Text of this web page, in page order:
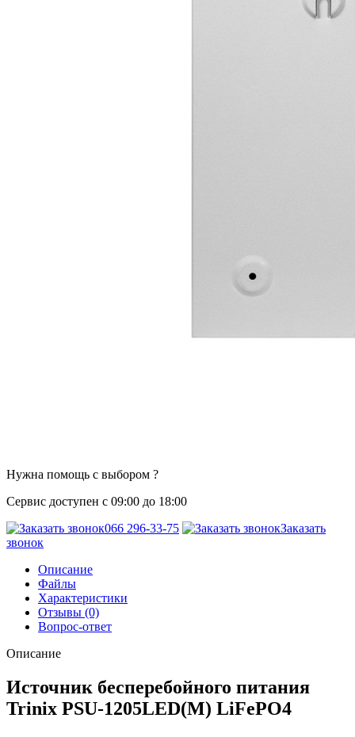
Нужна помощь с выбором ?
Сервис доступен с 09:00 до 18:00
066 296-33-75
Заказать
звонок
Описание
Файлы
Характеристики
Отзывы (0)
Вопрос-ответ
Описание
Источник бесперебойного питания
Trinix PSU-1205LED(M) LiFePO4